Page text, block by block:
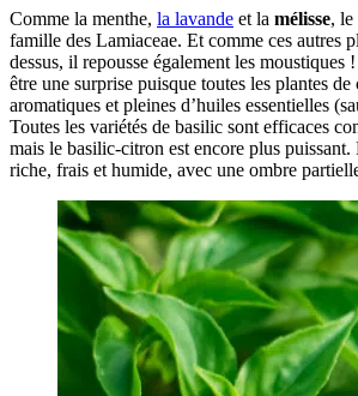
Comme la menthe, la lavande et la mélisse, le
famille des Lamiaceae. Et comme ces autres
dessus, il repousse également les moustiques
être une surprise puisque toutes les plantes
aromatiques et pleines d’huiles essentielles
Toutes les variétés de basilic sont efficaces
mais le basilic-citron est encore plus
riche, frais et humide, avec une ombre